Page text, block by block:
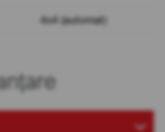
4x4 (automat)